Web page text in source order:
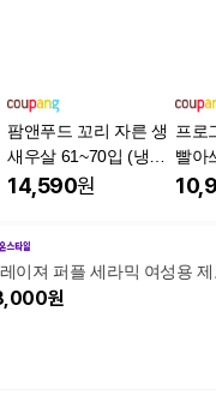
팜앤푸드 꼬리 자른 생
새우살 61~70입 (냉
동), 900g, 1개
14,590원
프로
빨아
2개
이져 퍼플 세라믹 여성용
원